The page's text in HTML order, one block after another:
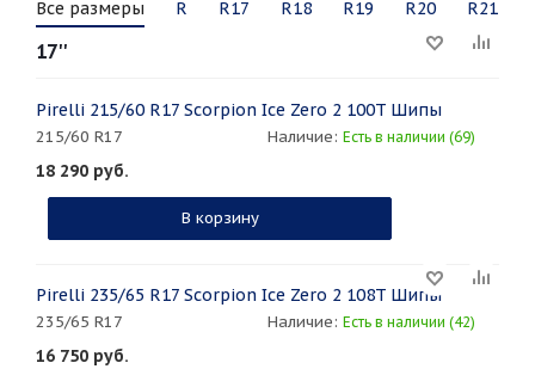
Все размеры R R17 R18 R19 R20 R21
17''
Pirelli 215/60 R17 Scorpion Ice Zero 2 100T Шипы
215/60 R17 Наличие: Есть в наличии (69)
18 290 руб.
В корзину
Pirelli 235/65 R17 Scorpion Ice Zero 2 108T Шипы
235/65 R17 Наличие: Есть в наличии (42)
16 750 руб.